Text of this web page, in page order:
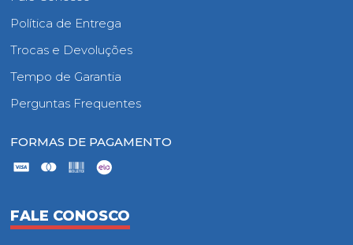
Política de Entrega
Trocas e Devoluções
Tempo de Garantia
Perguntas Frequentes
FORMAS DE PAGAMENTO
FALE CONOSCO